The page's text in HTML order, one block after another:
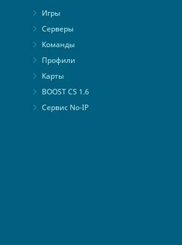
Игры
Серверы
Команды
Профили
Карты
BOOST CS 1.6
Сервис No-IP